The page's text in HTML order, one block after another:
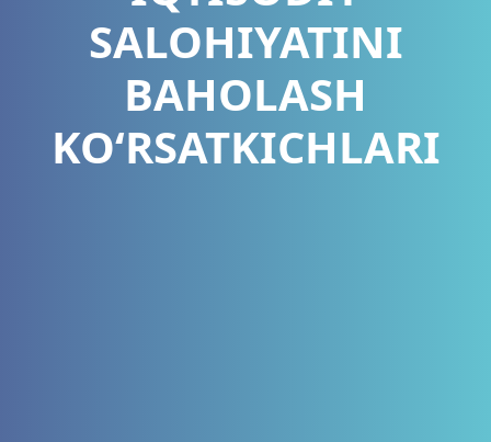
SALOHIYATINI
BAHOLASH
KO‘RSATKICHLARI